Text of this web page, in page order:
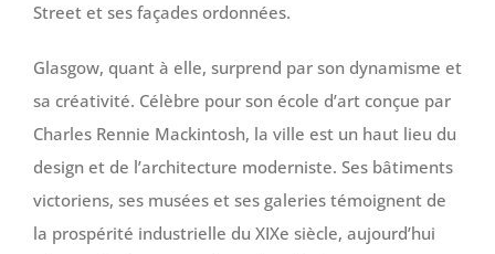
Street et ses façades ordonnées.
Glasgow, quant à elle, surprend par son dynamisme et
sa créativité. Célèbre pour son école d’art conçue par
Charles Rennie Mackintosh, la ville est un haut lieu du
design et de l’architecture moderniste. Ses bâtiments
victoriens, ses musées et ses galeries témoignent de
la prospérité industrielle du XIXe siècle, aujourd’hui